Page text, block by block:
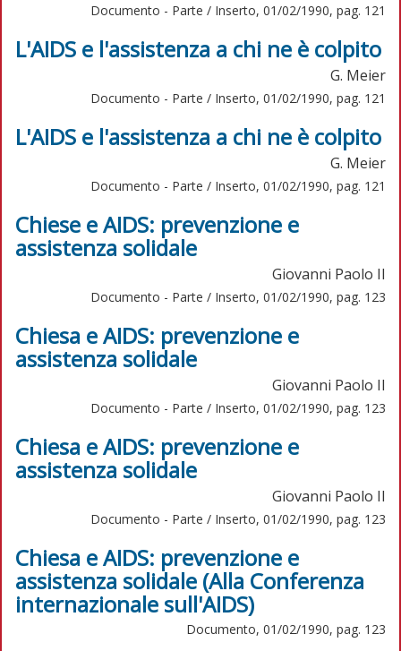
Documento - Parte / Inserto, 01/02/1990, pag. 121
L'AIDS e l'assistenza a chi ne è colpito
G. Meier
Documento - Parte / Inserto, 01/02/1990, pag. 121
L'AIDS e l'assistenza a chi ne è colpito
G. Meier
Documento - Parte / Inserto, 01/02/1990, pag. 121
Chiese e AIDS: prevenzione e
assistenza solidale
Giovanni Paolo II
Documento - Parte / Inserto, 01/02/1990, pag. 123
Chiesa e AIDS: prevenzione e
assistenza solidale
Giovanni Paolo II
Documento - Parte / Inserto, 01/02/1990, pag. 123
Chiesa e AIDS: prevenzione e
assistenza solidale
Giovanni Paolo II
Documento - Parte / Inserto, 01/02/1990, pag. 123
Chiesa e AIDS: prevenzione e
assistenza solidale (Alla Conferenza
internazionale sull'AIDS)
Documento, 01/02/1990, pag. 123